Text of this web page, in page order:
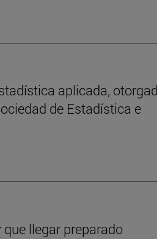
aplicada,
de Estadística e
llegar preparado